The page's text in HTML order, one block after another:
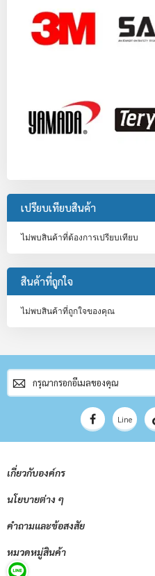
เปรียบเทียบสินค้า
ไม่พบสินค้าที่ต้องการเปรียบเทียบ
สินค้าที่ถูกใจ
ไม่พบสินค้าที่ถูกใจของคุณ
สมัคร
สมาชิก
จดหมาย
Line
เกี่ยวกับองค์กร
นโยบายต่าง ๆ
คำถามและข้อสงสัย
หมวดหมู่สินค้า